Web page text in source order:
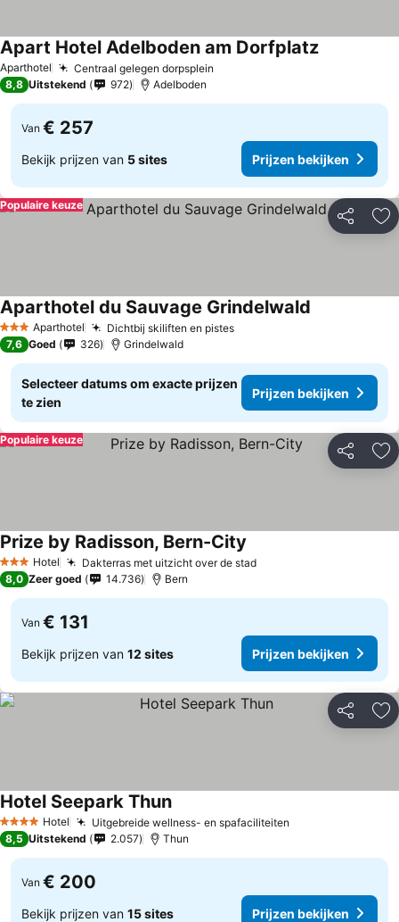
Aparthotel Centraal gelegen dorpsplein
Apart Hotel Adelboden am Dorfplatz
8,8 Uitstekend 972 Adelboden
Van € 257
Bekijk prijzen van 5 sites Prijzen bekijken
Delen
Populaire keuze
3 SterrenAparthotel Dichtbij skiliften en pistes
Aparthotel du Sauvage Grindelwald
7,6 Goed 326 Grindelwald
Selecteer datums om exacte prijzen
te zien
Prijzen bekijken
Delen
Populaire keuze
3 SterrenHotel Dakterras met uitzicht over de stad
Prize by Radisson, Bern-City
8,0 Zeer goed 14.736 Bern
Van € 131
Bekijk prijzen van 12 sites Prijzen bekijken
Delen
4 SterrenHotel Uitgebreide wellness- en spafaciliteiten
Hotel Seepark Thun
8,5 Uitstekend 2.057 Thun
Van € 200
Bekijk prijzen van 15 sites Prijzen bekijken